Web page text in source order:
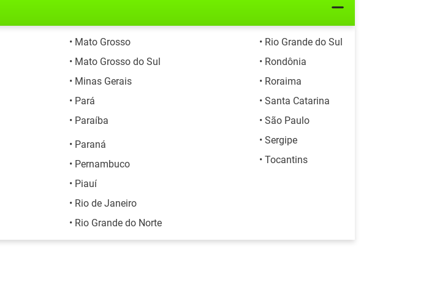
• Mato Grosso
• Mato Grosso do Sul
• Minas Gerais
• Pará
• Paraíba
• Paraná
• Pernambuco
• Piauí
• Rio de Janeiro
• Rio Grande do Norte
• Rio Grande do Sul
• Rondônia
• Roraima
• Santa Catarina
• São Paulo
• Sergipe
• Tocantins